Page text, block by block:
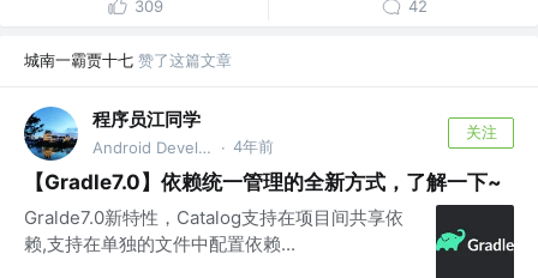
309 42
城南一霸贾十七 赞了这篇文章
程序员江同学
Android Developer · 4年前
关注
【Gradle7.0】依赖统一管理的全新方式，了解一下~
Gralde7.0新特性，Catalog支持在项目间共享依
赖,支持在单独的文件中配置依赖...